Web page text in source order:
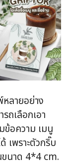
ลายอย่าง
ถเลือกเอา
อความ เมนู
เพราะตัวกริ๊บ
นาด 4*4 cm.